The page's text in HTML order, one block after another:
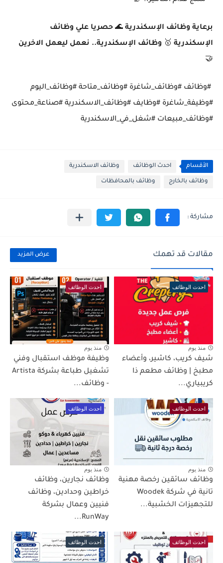
برعاية وظائف الإسكندرية 🌊 حصريا علي وظائف
الإسكندرية 🥇 وظائف الإسكندرية.. نعمل ليعمل الاخرين
🤝
#وظائف #وظائف_شاغرة #وظائف_متاحة #وظائف_اليوم
#وظيفة_شاغرة #وظايف #وظائف_الاسكندرية #صناعة_محتوى
#وظائف_مبيعات #شغل_في_الاسكندرية
الأقسام احدث الوظائف وظائف الاسكندرية
وظائف بالخارج وظائف بالمحافظات
مقالات قد تهمك عرض المزيد
احدث الوظائف
منذ يوم
شيف كريب، كاشير، وأعضاء
مطبخ | وظائف مطعم ذا
كريبياري...
احدث الوظائف
منذ يوم
وظيفة موظف استقبال وفني
تشغيل طباعة بشركة Artista
- وظائف...
احدث الوظائف
منذ يوم
وظائف سائقين رخصة مهنية
تانية في شركة Woodek
للتجهيزات الخشبية...
احدث الوظائف
منذ يوم
وظائف نجارين، وظائف
خراطين وحدادين، وظائف
فنيين وعمال بشركة
RunWay...
احدث الوظائف احدث الوظائف